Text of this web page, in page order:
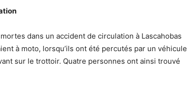
dans un accident de circulation à Lascahobas
à moto, lorsqu’ils ont été percutés par un véhicule
sur le trottoir. Quatre personnes ont ainsi trouvé